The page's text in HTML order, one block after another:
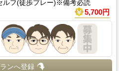
ルフ(徒歩プレー)※備考必読
5,700円
ンへ登録